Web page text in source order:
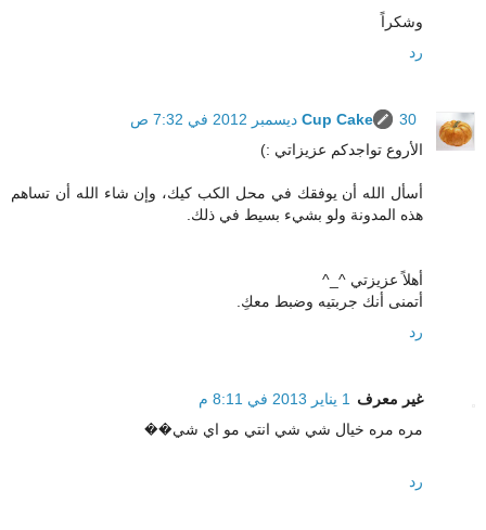
وشكراً
رد
Cup Cake
30 ديسمبر 2012 في 7:32 ص
الأروع تواجدكم عزيزاتي :)
أسأل الله أن يوفقك في محل الكب كيك، وإن شاء الله أن تساهم
هذه المدونة ولو بشيء بسيط في ذلك.
أهلاً عزيزتي ^_^
أتمنى أنك جربتيه وضبط معكِ.
رد
غير معرف
1 يناير 2013 في 8:11 م
مره مره خيال شي شي انتي مو اي شي��
رد